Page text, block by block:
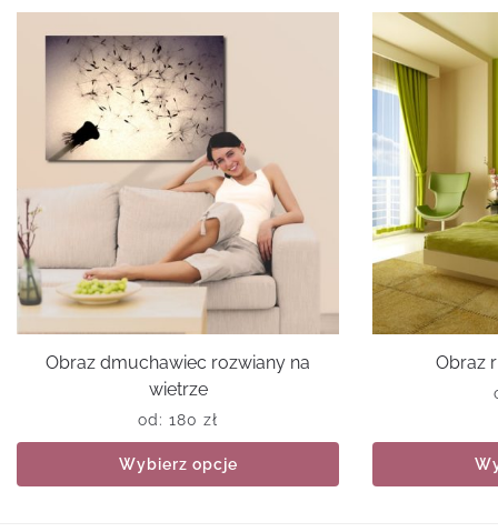
Obraz dmuchawiec rozwiany na
wietrze
od: 180 zł
Wybierz opcje
Obraz